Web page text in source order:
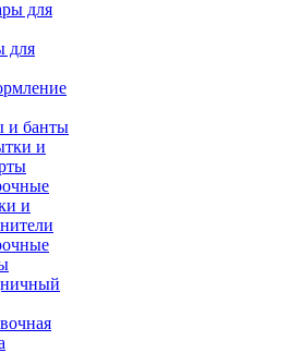
для
и банты
и
и